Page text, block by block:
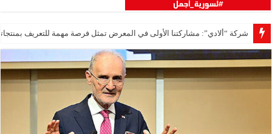
شركة “ألادي”: مشاركتنا الأولى في المعرض تمثل فرصة مهمة للتعريف